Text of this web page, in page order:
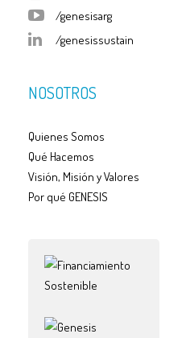
/genesisarg
/genesissustain
NOSOTROS
Quienes Somos
Qué Hacemos
Visión, Misión y Valores
Por qué GENESIS